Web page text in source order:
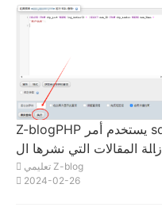
Z-blogPHP يستخدم أمر sql
لإزالة المقالات التي نشرها ال
مستخدمون المحددون بشكل
جماعي
تعليمي Z-blog
2024-02-26